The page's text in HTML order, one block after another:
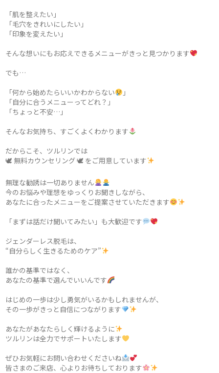
「肌を整えたい」
「毛穴をきれいにしたい」
「印象を変えたい」
そんな想いにもお応えできるメニューがきっと見つかります
でも…
「何から始めたらいいかわからない
」
「自分に合うメニューってどれ？」
「ちょっと不安…」
そんなお気持ち、すごくよくわかります
だからこそ、ツルリンでは
🕊 無料カウンセリング 🕊 をご用意しています
無理な勧誘は一切ありません
今のお悩みや理想をゆっくりお聞きしながら、
あなたに合ったメニューをご提案させていただきます
「まずは話だけ聞いてみたい」も大歓迎です
ジェンダーレス脱毛は、
“自分らしく生きるためのケア”
誰かの基準ではなく、
あなたの基準で選んでいいんです
はじめの一歩は少し勇気がいるかもしれませんが、
その一歩がきっと自信につながります
あなたがあなたらしく輝けるように
ツルリンは全力でサポートいたします
ぜひお気軽にお問い合わせくださいね
皆さまのご来店、心よりお待ちしております